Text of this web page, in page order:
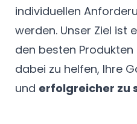
individuellen
werden. Unser Ziel ist
den besten
dabei zu helfen, Ihre
und erfolgreicher zu